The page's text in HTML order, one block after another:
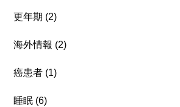
更年期 (2)
海外情報 (2)
癌患者 (1)
睡眠 (6)